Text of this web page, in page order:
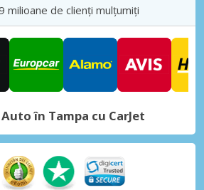
milioane de clienți mulțumiți
în Tampa cu CarJet